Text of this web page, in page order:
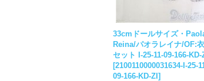
33cmドールサイズ・
Reina/パオラレイナ/OF:
セット I-25-11-09-166-KD-
[2100110000031634-I-25-
09-166-KD-ZI ]